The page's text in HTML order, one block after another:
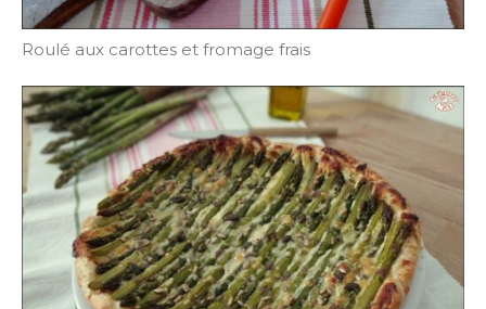
Roulé aux carottes et fromage frais